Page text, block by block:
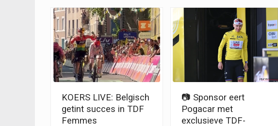
KOERS LIVE: Belgisch
getint succes in TDF
Femmes
📷 Sponsor eert
Pogacar met
exclusieve TDF-